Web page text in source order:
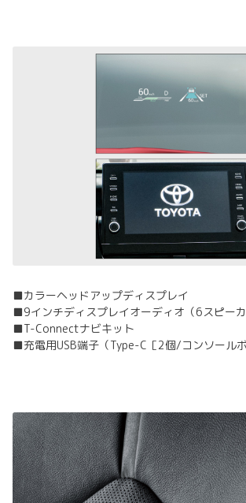
■カラーヘッドアップディスプレイ
■9インチディスプレイオーディオ（6スピーカ
■T-Connectナビキット
■充電用USB端子（Type-C［2個/コンソールボ